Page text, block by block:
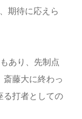
期待に応えら
あり、先制点
斎藤大に終わっ
る打者としての